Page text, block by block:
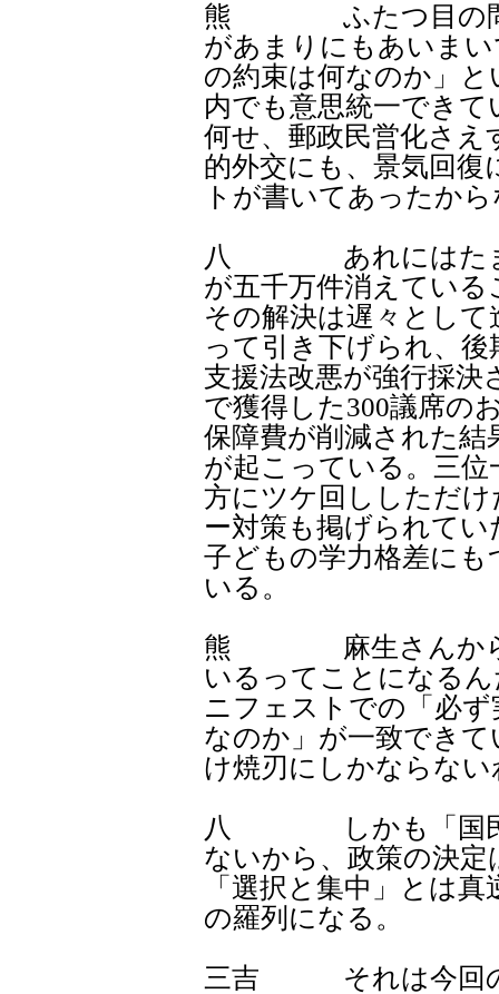
熊 ふたつ目の問題
があまりにもあいま
の約束は何なのか」
内でも意思統一でき
何せ、郵政民営化さえ
的外交にも、景気回
トが書いてあったか
八 あれにはたまげ
が五千万件消えてい
その解決は遅々とし
って引き下げられ、
支援法改悪が強行採
で獲得した300議席の
保障費が削減された結
が起こっている。三
方にツケ回ししただ
ー対策も掲げられて
子どもの学力格差に
いる。
熊 麻生さんからす
いるってことになる
ニフェストでの「必
なのか」が一致でき
け焼刃にしかならな
八 しかも「国民と
ないから、政策の決
「選択と集中」とは
の羅列になる。
三吉 それは今回の